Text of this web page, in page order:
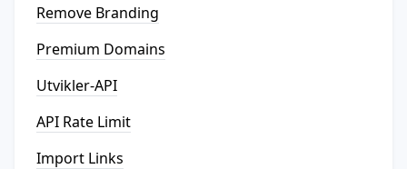
Remove Branding
Premium Domains
Utvikler-API
API Rate Limit
Import Links